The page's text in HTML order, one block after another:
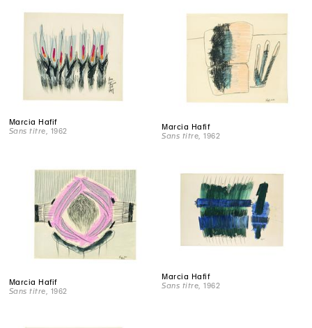
Marcia Hafif
Sans titre , 1962
Marcia Hafif
Sans titre , 1962
Marcia Hafif
Sans titre , 1962
Marcia Hafif
Sans titre , 1962